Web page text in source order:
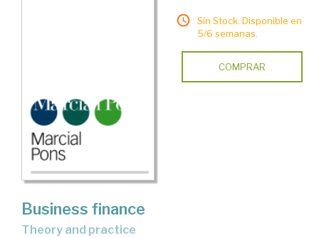
Sin Stock. Disponible en
5/6 semanas.
COMPRAR
Business finance
theory and practice